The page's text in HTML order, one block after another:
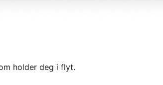
holder deg i flyt.